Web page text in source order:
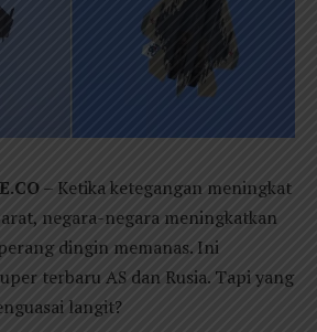
– Ketika ketegangan meningkat
negara-negara meningkatkan
dingin memanas. Ini
terbaru AS dan Rusia. Tapi yang
langit?